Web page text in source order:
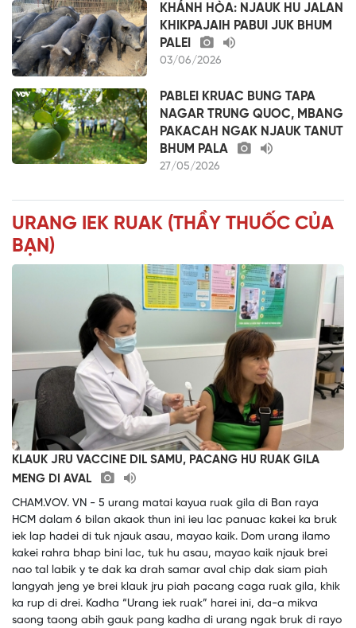
KHÁNH HÒA: NJAUK HU JALAN
KHIKPAJAIH PABUI JUK BHUM
PALEI
03/06/2026
PABLEI KRUAC BUNG TAPA
NAGAR TRUNG QUOC, MBANG
PAKACAH NGAK NJAUK TANUT
BHUM PALA
27/05/2026
URANG IEK RUAK (THẦY THUỐC CỦA
BẠN)
KLAUK JRU VACCINE DIL SAMU, PACANG HU RUAK GILA
MENG DI AVAL
CHAM.VOV. VN - 5 urang matai kayua ruak gila di Ban raya
HCM dalam 6 bilan akaok thun ini ieu lac panuac kakei ka bruk
iek lap hadei di tuk njauk asau, mayao kaik. Dom urang ilamo
kakei rahra bhap bini lac, tuk hu asau, mayao kaik njauk brei
nao tal labik y te dak ka drah samar aval chip dak siam piah
langyah jeng ye brei klauk jru piah pacang caga ruak gila, khik
ka rup di drei. Kadha “Urang iek ruak” harei ini, da-a mikva
saong taong abih gauk pang kadha di urang ngak bruk di rayo